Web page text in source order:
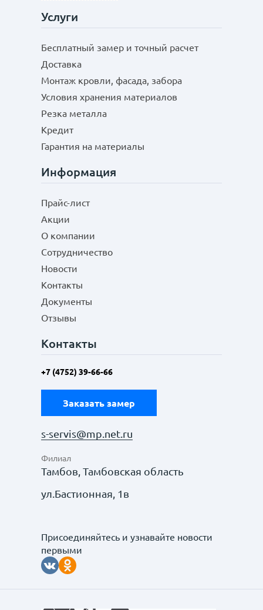
Услуги
Бесплатный замер и точный расчет
Доставка
Монтаж кровли, фасада, забора
Условия хранения материалов
Резка металла
Кредит
Гарантия на материалы
Информация
Прайс-лист
Акции
О компании
Сотрудничество
Новости
Контакты
Документы
Отзывы
Контакты
+7 (4752) 39-66-66
Заказать замер
s-servis@mp.net.ru
Филиал
Тамбов, Тамбовская область
ул.Бастионная, 1в
Присоединяйтесь и узнавайте новости
первыми